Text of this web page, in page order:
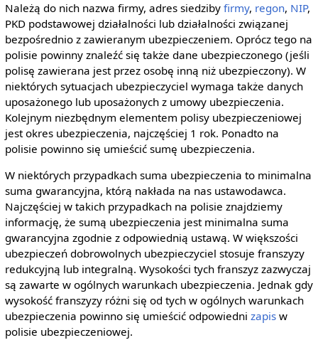
Należą do nich nazwa firmy, adres siedziby firmy, regon, NIP,
PKD podstawowej działalności lub działalności związanej
bezpośrednio z zawieranym ubezpieczeniem. Oprócz tego na
polisie powinny znaleźć się także dane ubezpieczonego (jeśli
polisę zawierana jest przez osobę inną niż ubezpieczony). W
niektórych sytuacjach ubezpieczyciel wymaga także danych
uposażonego lub uposażonych z umowy ubezpieczenia.
Kolejnym niezbędnym elementem polisy ubezpieczeniowej
jest okres ubezpieczenia, najczęściej 1 rok. Ponadto na
polisie powinno się umieścić sumę ubezpieczenia.
W niektórych przypadkach suma ubezpieczenia to minimalna
suma gwarancyjna, którą nakłada na nas ustawodawca.
Najczęściej w takich przypadkach na polisie znajdziemy
informację, że sumą ubezpieczenia jest minimalna suma
gwarancyjna zgodnie z odpowiednią ustawą. W większości
ubezpieczeń dobrowolnych ubezpieczyciel stosuje franszyzy
redukcyjną lub integralną. Wysokości tych franszyz zazwyczaj
są zawarte w ogólnych warunkach ubezpieczenia. Jednak gdy
wysokość franszyzy różni się od tych w ogólnych warunkach
ubezpieczenia powinno się umieścić odpowiedni zapisw
polisie ubezpieczeniowej.